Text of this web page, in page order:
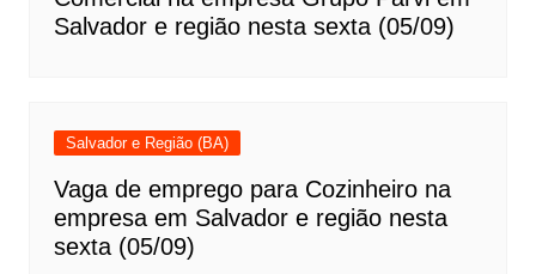
Salvador e região nesta sexta (05/09)
Salvador e Região (BA)
Vaga de emprego para Cozinheiro na
empresa em Salvador e região nesta
sexta (05/09)